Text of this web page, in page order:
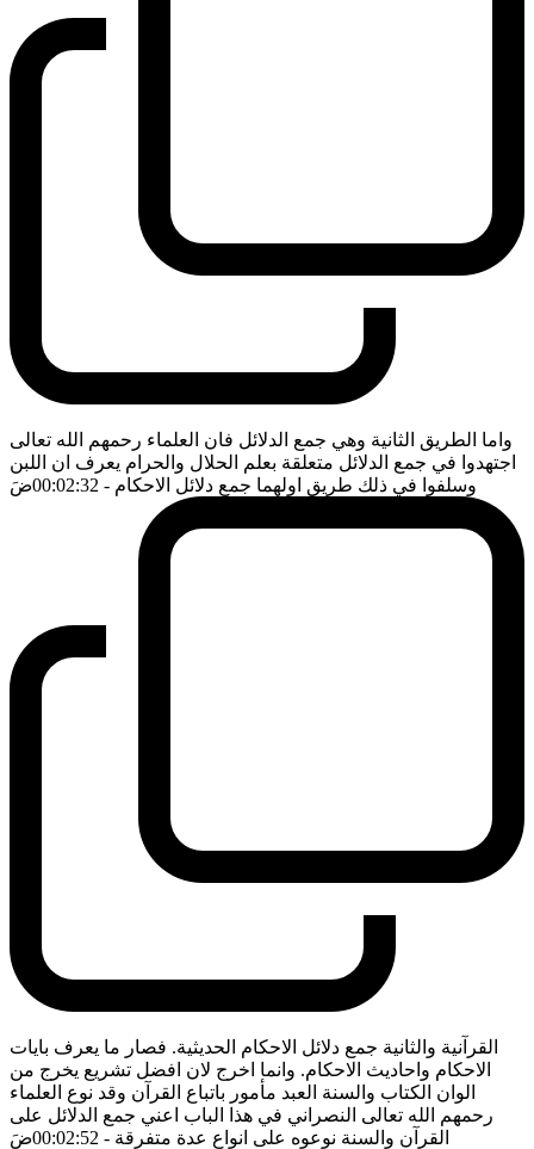
واما الطريق الثانية وهي جمع الدلائل فان العلماء رحمهم الله تعالى
اجتهدوا في جمع الدلائل متعلقة بعلم الحلال والحرام يعرف ان اللبن
وسلفوا في ذلك طريق اولهما جمع دلائل الاحكام - 00:02:32 ضَ
القرآنية والثانية جمع دلائل الاحكام الحديثية. فصار ما يعرف بايات
الاحكام واحاديث الاحكام. وانما اخرج لان افضل تشريع يخرج من
الوان الكتاب والسنة العبد مأمور باتباع القرآن وقد نوع العلماء
رحمهم الله تعالى النصراني في هذا الباب اعني جمع الدلائل على
القرآن والسنة نوعوه على انواع عدة متفرقة - 00:02:52 ضَ